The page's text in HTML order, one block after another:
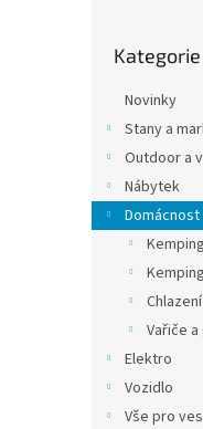
a
kategorie
Kategorie
Novinky
Stany a
Outdoor a
Nábytek
Domácnost
Chlazení
Vařiče
Elektro
Vozidlo
Vše pro